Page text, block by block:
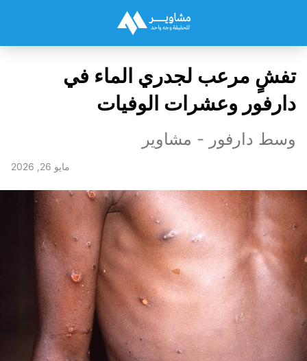
تفشٍ مرعب لجدري الماء في
دارفور وعشرات الوفيات
وسط دارفور - مشاوير
مايو 26, 2026